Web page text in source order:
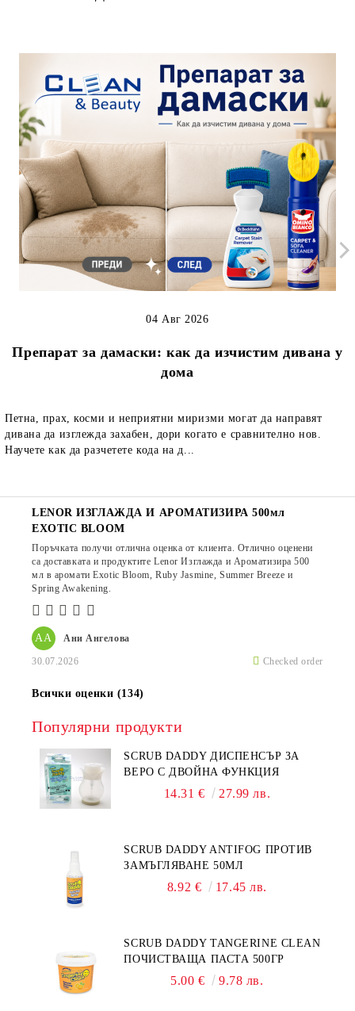
Препарат за дамаски: как да изчистим дивана у
дома
04 Авг 2026
Петна, прах, косми и неприятни миризми могат да направят
дивана да изглежда захабен, дори когато е сравнително нов.
Научете как да разчетете кода на д...
АА Ани Ангелова
30.07.2026 Checked order
LENOR ИЗГЛАЖДА И АРОМАТИЗИРА 500мл
EXOTIC BLOOM
Поръчката получи отлична оценка от клиента. Отлично оценени
са доставката и продуктите Lenor Изглажда и Ароматизира 500
мл в аромати Exotic Bloom, Ruby Jasmine, Summer Breeze и
Spring Awakening.
Всички оценки (134)
Популярни продукти
SCRUB DADDY ДИСПЕНСЪР ЗА
ВЕРО С ДВОЙНА ФУНКЦИЯ
14.31 € 27.99 лв.
SCRUB DADDY ANTIFOG ПРОТИВ
ЗАМЪГЛЯВАНЕ 50МЛ
8.92 € 17.45 лв.
SCRUB DADDY TANGERINE CLEAN
ПОЧИСТВАЩА ПАСТА 500ГР
5.00 € 9.78 лв.